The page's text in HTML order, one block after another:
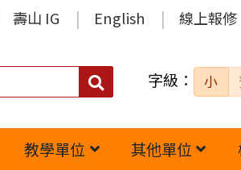
壽山 IG English 線上報修
搜
字級： 小
教學單位 其他單位